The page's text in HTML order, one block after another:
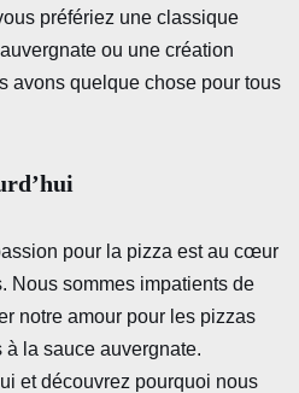
préfériez une classique
ou une création
avons quelque chose pour tous
pour la pizza est au cœur
Nous sommes impatients de
notre amour pour les pizzas
la sauce auvergnate.
et découvrez pourquoi nous